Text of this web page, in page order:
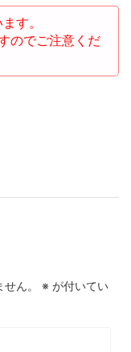
す。
のでご注意くだ
ん。 ※ が付いてい